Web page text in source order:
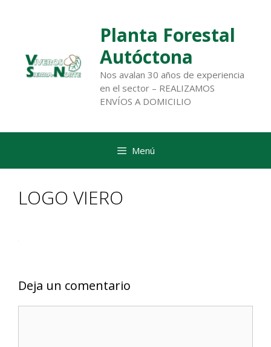
Planta Forestal
Autóctona
Nos avalan 30 años de experiencia
en el sector – REALIZAMOS
ENVÍOS A DOMICILIO
Menú
LOGO VIERO
Deja un comentario